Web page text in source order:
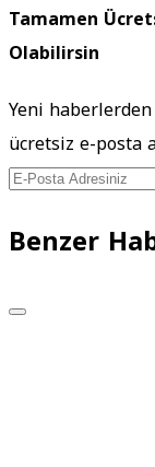
Tamamen
Olabilirsin
Yeni
ücretsiz e-posta
Benzer